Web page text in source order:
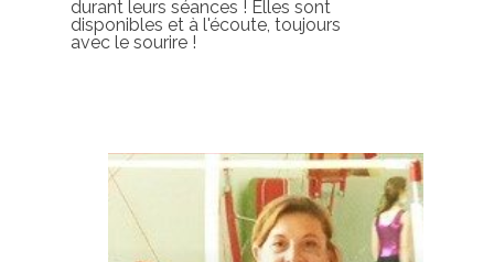
durant leurs séances ! Elles sont
disponibles et à l'écoute, toujours
avec le sourire !